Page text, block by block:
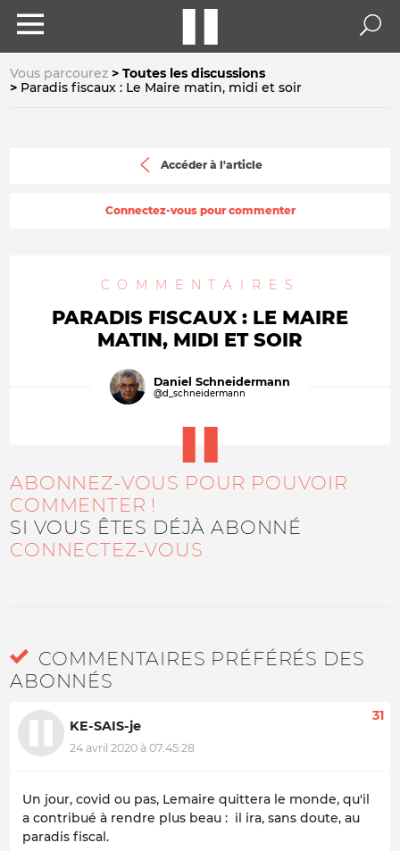
Vous parcourez
Toutes les discussions
Paradis fiscaux : Le Maire matin, midi et soir
Accéder à l'article
Connectez-vous pour commenter
COMMENTAIRES
PARADIS FISCAUX : LE MAIRE
MATIN, MIDI ET SOIR
Daniel Schneidermann
@d_schneidermann
ABONNEZ-VOUS POUR POUVOIR
COMMENTER !
SI VOUS ÊTES DÉJÀ ABONNÉ
CONNECTEZ-VOUS
COMMENTAIRES PRÉFÉRÉS DES
ABONNÉS
KE-SAIS-je
24 avril 2020 à 07:45:28
31
Un jour, covid ou pas, Lemaire quittera le monde, qu'il
a contribué à rendre plus beau : il ira, sans doute, au
paradis fiscal.